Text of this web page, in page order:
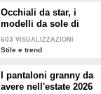
Occhiali da star, i
modelli da sole di
tendenza per l'estate
2026
603 VISUALIZZAZIONI
Stile e trend
I pantaloni granny da
avere nell'estate 2026